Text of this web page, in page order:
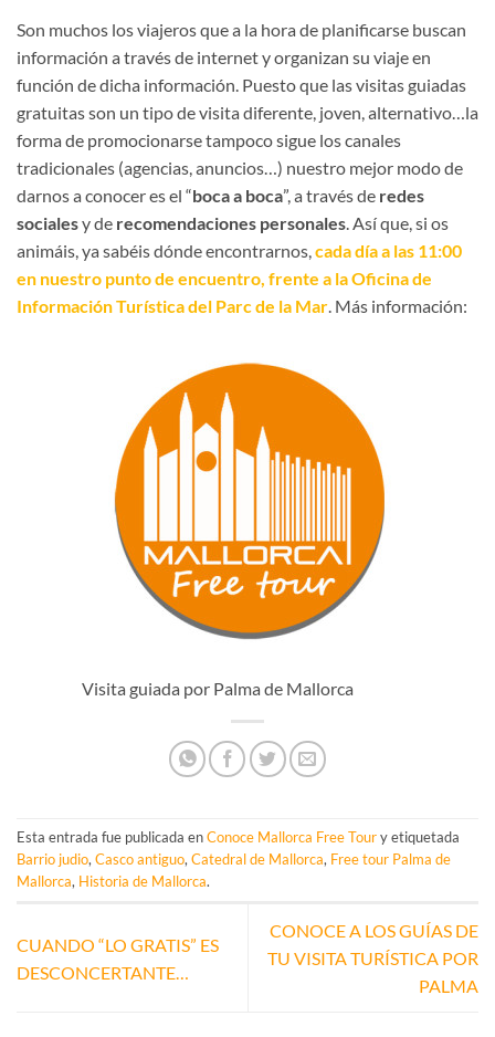
Son muchos los viajeros que a la hora de planificarse buscan
información a través de internet y organizan su viaje en
función de dicha información. Puesto que las visitas guiadas
gratuitas son un tipo de visita diferente, joven, alternativo…la
forma de promocionarse tampoco sigue los canales
tradicionales (agencias, anuncios…) nuestro mejor modo de
darnos a conocer es el “boca a boca”, a través de redes
socialesy de recomendaciones personales. Así que, si os
animáis, ya sabéis dónde encontrarnos,cada día a las 11:00
en nuestro punto de encuentro, frente a la Oficina de
Información Turística del Parc de la Mar. Más información:
Visita guiada por Palma de Mallorca
Esta entrada fue publicada enConoce Mallorca Free Toury etiquetada
Barrio judio,Casco antiguo,Catedral de Mallorca, Free tour Palma de
Mallorca, Historia de Mallorca.
CUANDO “LO GRATIS” ES
DESCONCERTANTE…
CONOCE A LOS GUÍAS DE
TU VISITA TURÍSTICA POR
PALMA